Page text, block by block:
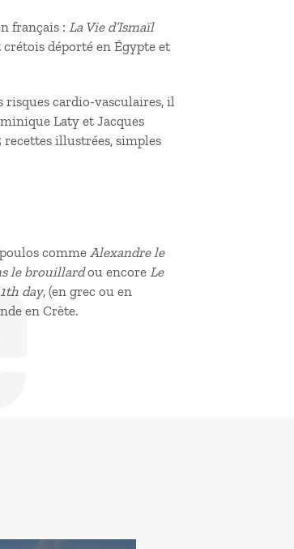
français : La Vie d’Ismaïl
crétois déporté en Égypte et
cardio-vasculaires, il
Laty et Jacques
illustrées, simples
comme Alexandre le
le brouillardou encore Le
day, (en grec ou en
en Crète.